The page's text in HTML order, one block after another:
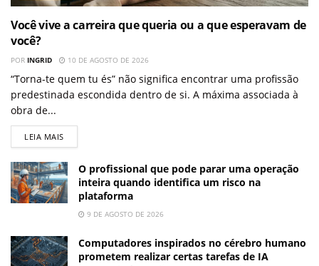
Você vive a carreira que queria ou a que esperavam de
você?
POR INGRID 10 DE AGOSTO DE 2026
“Torna-te quem tu és” não significa encontrar uma profissão
predestinada escondida dentro de si. A máxima associada à
obra de...
LEIA MAIS
O profissional que pode parar uma operação
inteira quando identifica um risco na
plataforma
9 DE AGOSTO DE 2026
Computadores inspirados no cérebro humano
prometem realizar certas tarefas de IA